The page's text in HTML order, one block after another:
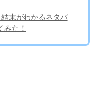
末がわかるネタバ
みた！